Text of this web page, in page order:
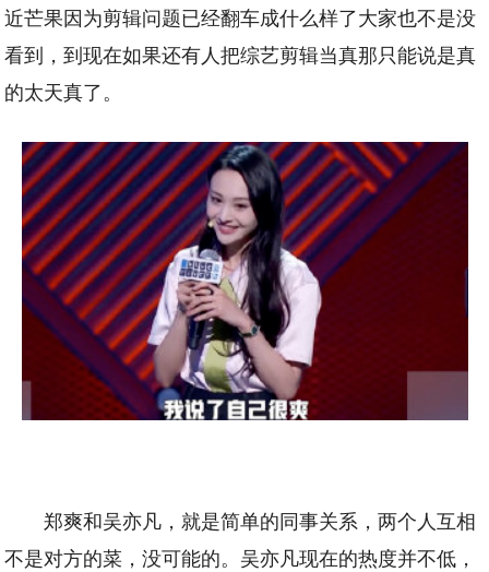
近芒果因为剪辑问题已经翻车成什么样了大家也不是没
看到，到现在如果还有人把综艺剪辑当真那只能说是真
的太天真了。
郑爽和吴亦凡，就是简单的同事关系，两个人互相
不是对方的菜，没可能的。吴亦凡现在的热度并不低，